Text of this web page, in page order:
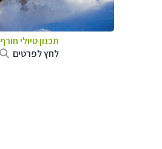
תכנון טיולי חורף
לחץ לפרטים